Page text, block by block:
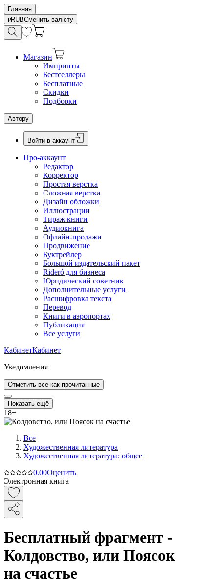
Главная
RUBСменить валюту
Магазин
Импринты
Бестселлеры
Бесплатные
Скидки
Подборки
Автору
Войти в аккаунт
Про-аккаунт
Редактор
Корректор
Простая верстка
Сложная верстка
Дизайн обложки
Иллюстрации
Тираж книги
Аудиокнига
Офлайн-продажи
Продвижение
Буктрейлер
Большой издательский пакет
Rideró для бизнеса
Юридический советник
Дополнительные услуги
Расшифровка текста
Перевод
Книги в аэропортах
Публикация
Все услуги
КабинетКабинет
Уведомления
Отметить все как прочитанные
Показать ещё
18+
Все
Художественная литература
Художественная литература: общее
0.00Оценить
Электронная книга
Бесплатный фрагмент -
Колдовство, или Поясок
на счастье